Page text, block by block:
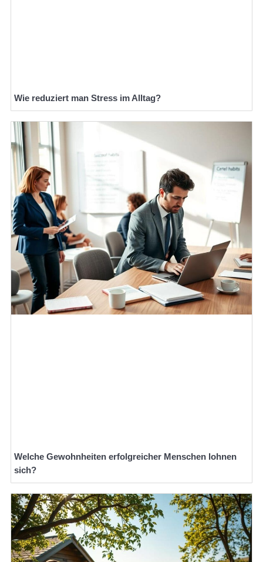
Wie reduziert man Stress im Alltag?
Welche Gewohnheiten erfolgreicher Menschen lohnen
sich?